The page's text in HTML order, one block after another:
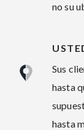
no su
Sus
hasta
hasta